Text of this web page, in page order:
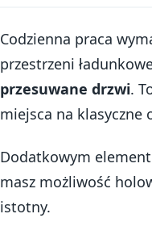
Codzienna praca
przestrzeni
przesuwane drzwi.
miejsca na klasyczne
Dodatkowym
masz możliwość
istotny.